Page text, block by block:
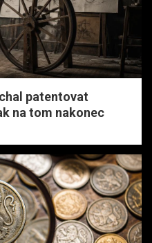
patentovat
na tom nakonec